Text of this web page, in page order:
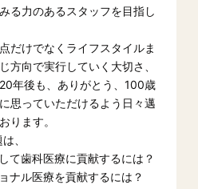
る力のあるスタッフを目指し
だけでなくライフスタイルま
方向で実行していく大切さ、
年後も、ありがとう、100歳
思っていただけるよう日々邁
ります。
、
て歯科医療に貢献するには？
ナル医療を貢献するには？